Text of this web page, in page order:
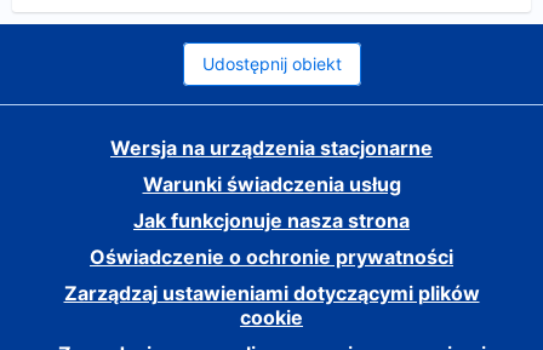
Udostępnij obiekt
Wersja na urządzenia stacjonarne
Warunki świadczenia usług
Jak funkcjonuje nasza strona
Oświadczenie o ochronie prywatności
Zarządzaj ustawieniami dotyczącymi plików
cookie